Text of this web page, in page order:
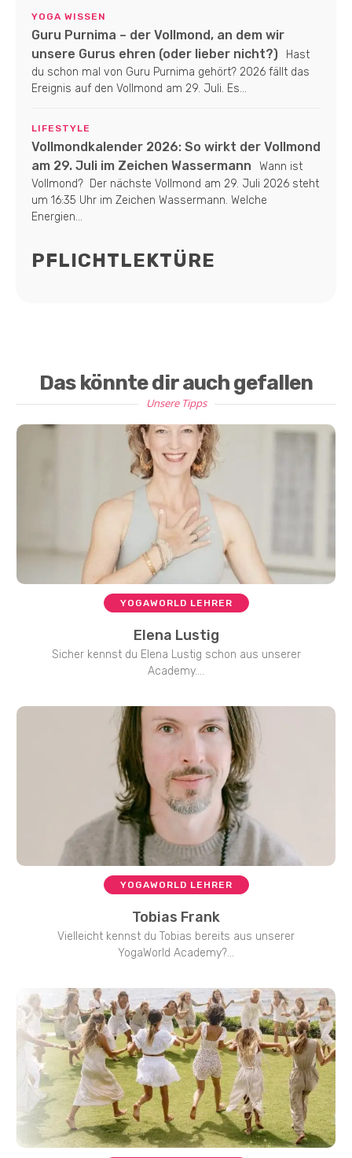
YOGA WISSEN
Guru Purnima – der Vollmond, an dem wir
unsere Gurus ehren (oder lieber nicht?)
Hast
du schon mal von Guru Purnima gehört? 2026 fällt das
Ereignis auf den Vollmond am 29. Juli. Es...
LIFESTYLE
Vollmondkalender 2026: So wirkt der Vollmond
am 29. Juli im Zeichen Wassermann
Wann ist
Vollmond? Der nächste Vollmond am 29. Juli 2026 steht
um 16:35 Uhr im Zeichen Wassermann. Welche
Energien...
PFLICHTLEKTÜRE
Das könnte dir auch gefallen
Unsere Tipps
YOGAWORLD LEHRER
Elena Lustig
Sicher kennst du Elena Lustig schon aus unserer
Academy....
YOGAWORLD LEHRER
Tobias Frank
Vielleicht kennst du Tobias bereits aus unserer
YogaWorld Academy?...